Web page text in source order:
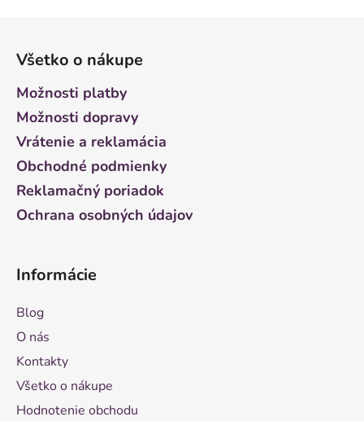
Všetko o nákupe
Možnosti platby
Možnosti dopravy
Vrátenie a reklamácia
Obchodné podmienky
Reklamačný poriadok
Ochrana osobných údajov
Informácie
Blog
O nás
Kontakty
Všetko o nákupe
Hodnotenie obchodu